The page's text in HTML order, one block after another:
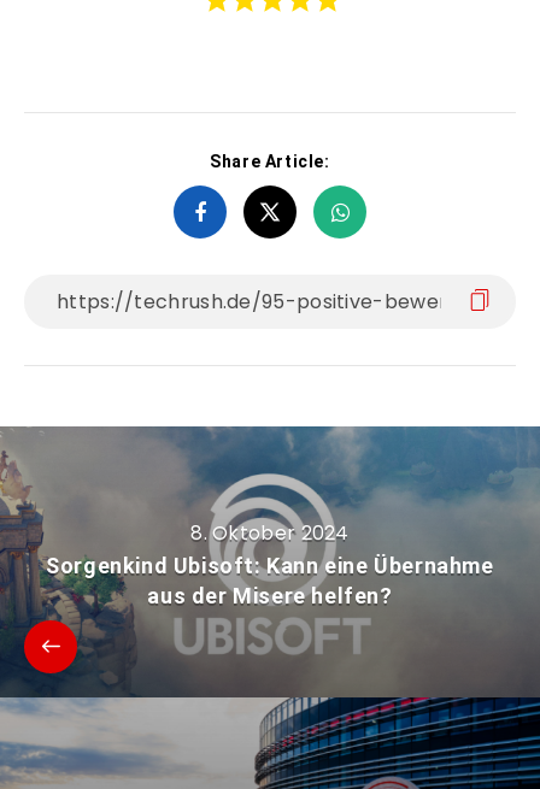
Share Article:
8. Oktober 2024
Sorgenkind Ubisoft: Kann eine Übernahme
aus der Misere helfen?